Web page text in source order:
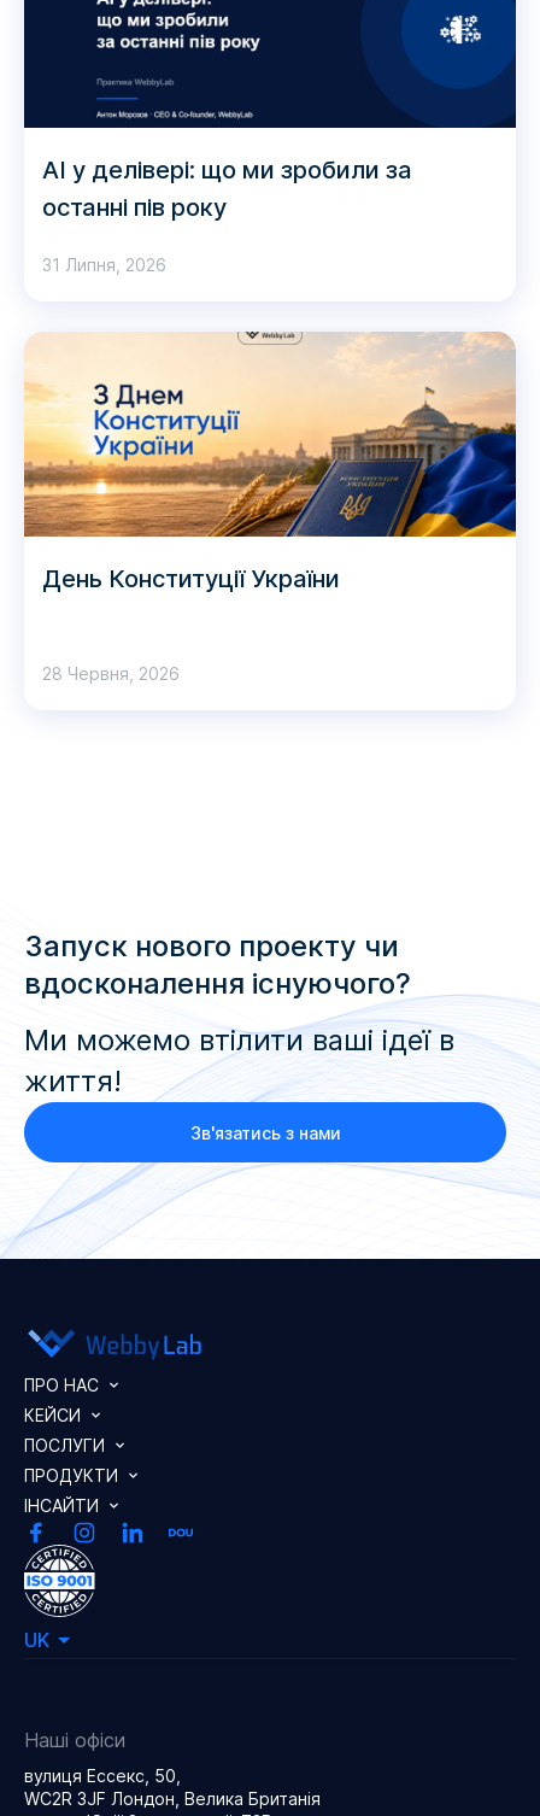
AI у делівері: що ми зробили за
останні пів року
31 Липня, 2026
День Конституції України
28 Червня, 2026
Запуск нового проекту чи
вдосконалення існуючого?
Ми можемо втілити ваші ідеї в
життя!
Зв'язатись з нами
ПРО НАС
КЕЙСИ
ПОСЛУГИ
ПРОДУКТИ
ІНСАЙТИ
UK
Наші офіси
вулиця Ессекс, 50,
WC2R 3JF Лондон, Велика Британія